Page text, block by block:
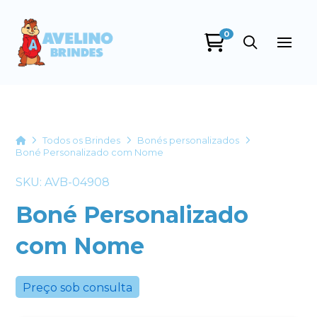
0
HomeTodos os Brindes
Bonés personalizados
Boné Personalizado com Nome
SKU: AVB-04908
Boné Personalizado
com Nome
Preço sob consulta